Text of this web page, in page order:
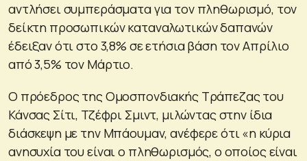
αντλήσει συμπεράσματα για τον πληθωρισμό, τον
δείκτη προσωπικών καταναλωτικών δαπανών
έδειξαν ότι στο 3,8% σε ετήσια βάση τον Απρίλιο
από 3,5% τον Μάρτιο.
Ο πρόεδρος της Ομοσπονδιακής Τράπεζας του
Κάνσας Σίτι, Τζέφρι Σμιντ, μιλώντας στην ίδια
διάσκεψη με την Μπάουμαν, ανέφερε ότι «η κύρια
ανησυχία του είναι ο πληθωρισμός, ο οποίος είναι